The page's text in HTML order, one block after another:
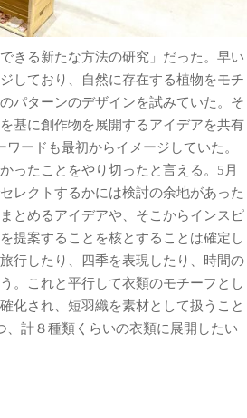
きる新たな方法の研究」だった。早い
しており、自然に存在する植物をモチ
パターンのデザインを試みていた。そ
基に創作物を展開するアイデアを共有
ードも最初からイメージしていた。
ったことをやり切ったと言える。5月
レクトするかには検討の余地があった
とめるアイデアや、そこからインスピ
提案することを核とすることは確定し
行したり、四季を表現したり、時間の
。これと平行して衣類のモチーフとし
化され、短羽織を素材として扱うこと
、計８種類くらいの衣類に展開したい